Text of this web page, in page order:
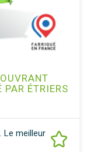
PAR ÉTRIERS
Le meilleur